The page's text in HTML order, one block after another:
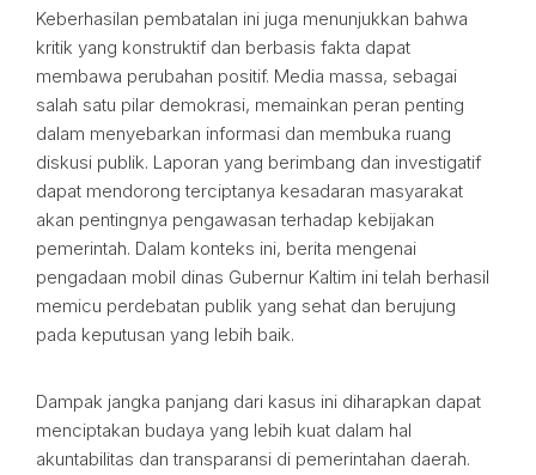
Keberhasilan pembatalan ini juga menunjukkan bahwa
kritik yang konstruktif dan berbasis fakta dapat
membawa perubahan positif. Media massa, sebagai
salah satu pilar demokrasi, memainkan peran penting
dalam menyebarkan informasi dan membuka ruang
diskusi publik. Laporan yang berimbang dan investigatif
dapat mendorong terciptanya kesadaran masyarakat
akan pentingnya pengawasan terhadap kebijakan
pemerintah. Dalam konteks ini, berita mengenai
pengadaan mobil dinas Gubernur Kaltim ini telah berhasil
memicu perdebatan publik yang sehat dan berujung
pada keputusan yang lebih baik.
Dampak jangka panjang dari kasus ini diharapkan dapat
menciptakan budaya yang lebih kuat dalam hal
akuntabilitas dan transparansi di pemerintahan daerah.